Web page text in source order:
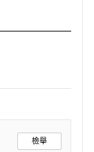
檢舉